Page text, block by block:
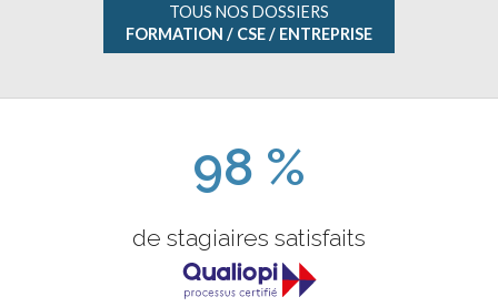
TOUS NOS DOSSIERS
FORMATION / CSE / ENTREPRISE
98 %
de stagiaires satisfaits